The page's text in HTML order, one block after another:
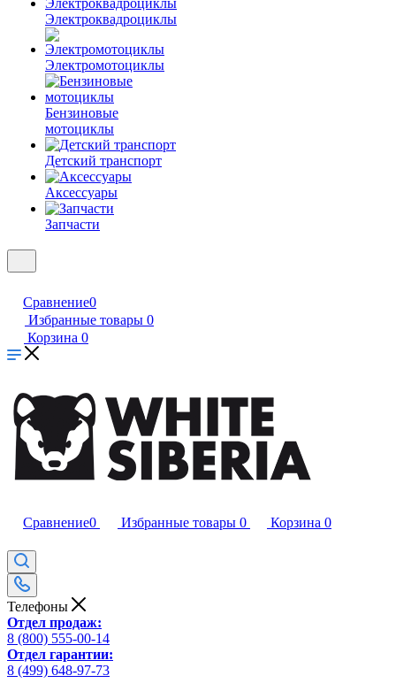
Электроквадроциклы
Электромотоциклы
Бензиновые
мотоциклы
Детский транспорт
Аксессуары
Запчасти
Сравнение0
Избранные товары 0
Корзина 0
Сравнение0 Избранные товары 0 Корзина 0
Телефоны
Отдел продаж:
8 (800) 555-00-14
Отдел гарантии:
8 (499) 648-97-73